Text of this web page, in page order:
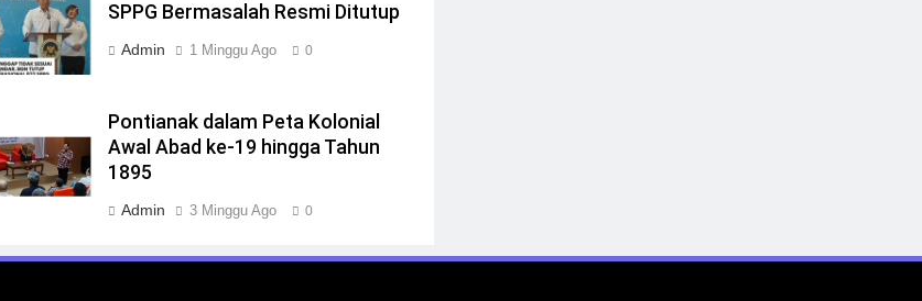
SPPG Bermasalah Resmi Ditutup
Admin 1 Minggu Ago 0
Pontianak dalam Peta Kolonial
Awal Abad ke-19 hingga Tahun
1895
Admin 3 Minggu Ago 0